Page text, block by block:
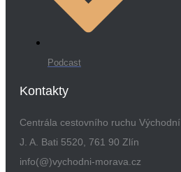
Podcast
Kontakty
Centrála cestovního ruchu
J. A. Bati 5520, 761 90 Zlín
info(@)vychodni-morava.cz